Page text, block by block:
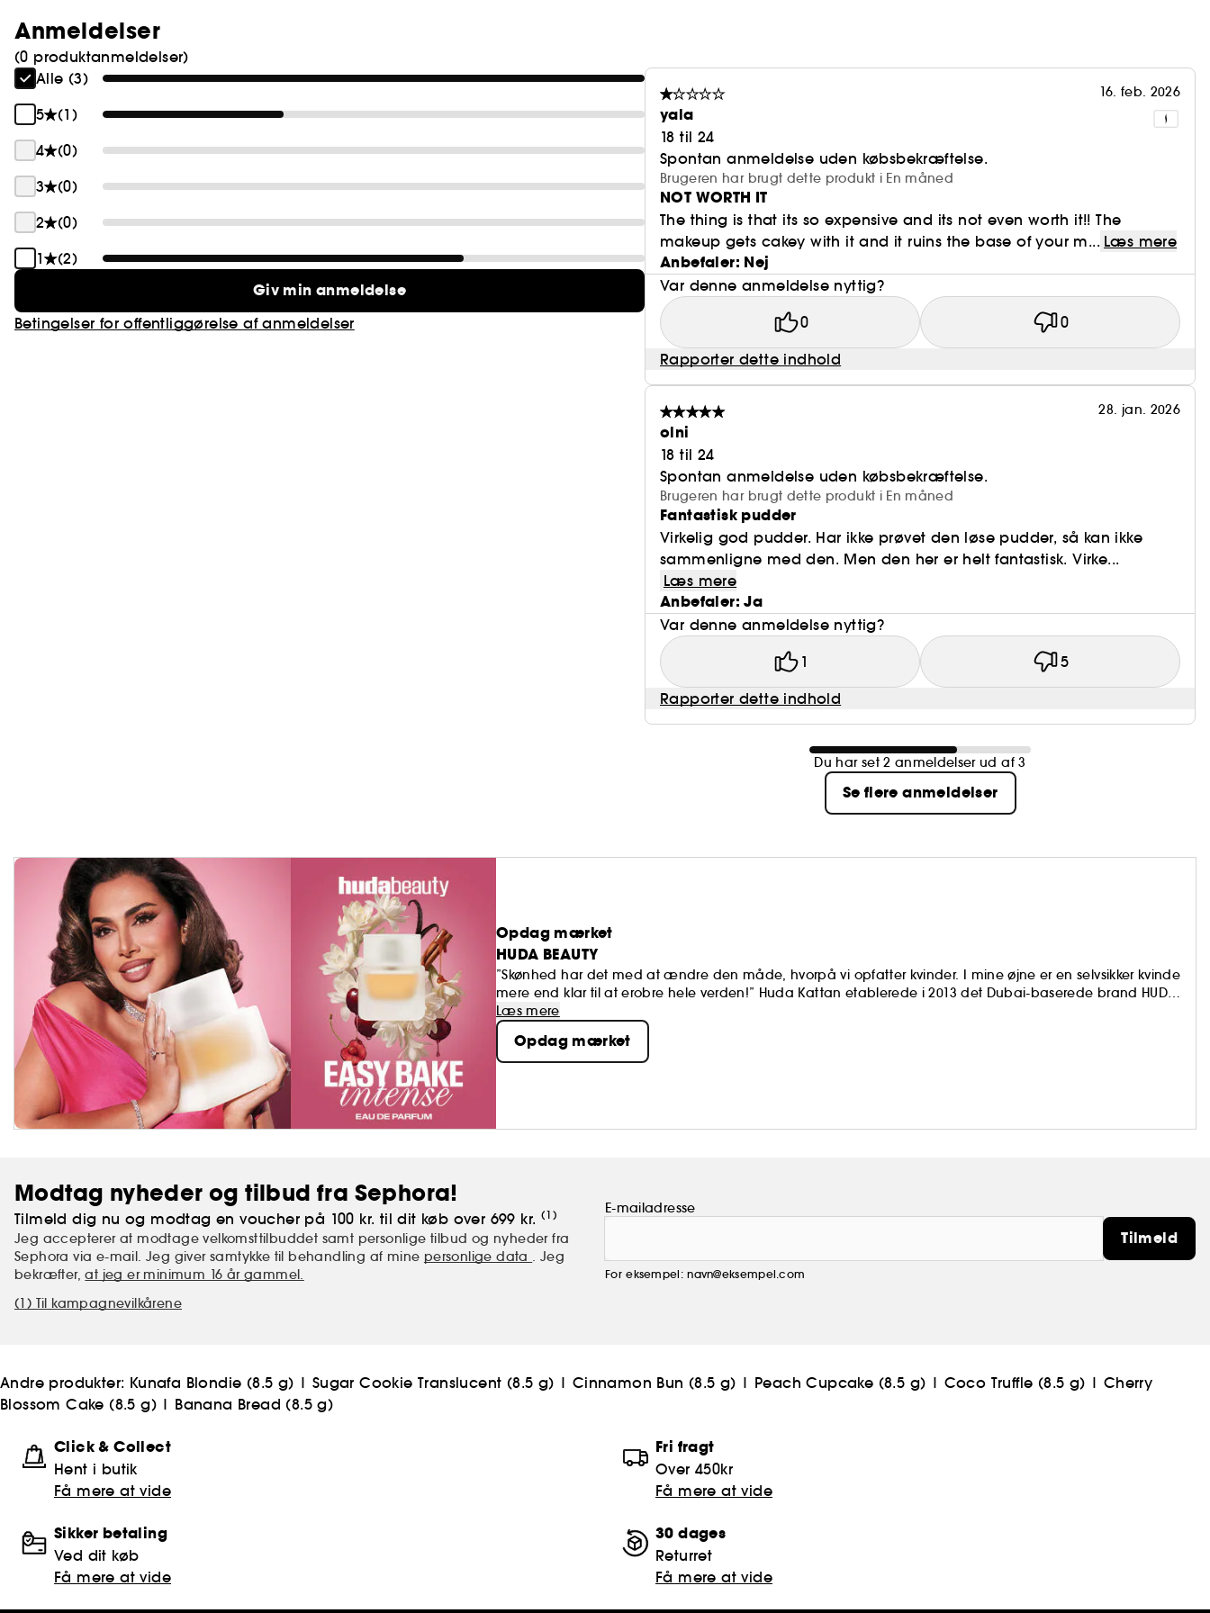
Anmeldelser
(0 produktanmeldelser)
Alle (3)
5
(1)
4
(0)
3
(0)
2
(0)
1
(2)
Giv min anmeldelse
Betingelser for offentliggørelse af anmeldelser
16. feb. 2026
yala
18 til 24
Spontan anmeldelse uden købsbekræftelse.
Brugeren har brugt dette produkt i En måned
NOT WORTH IT
The thing is that its so expensive and its not even worth it!! The
makeup gets cakey with it and it ruins the base of your m... Læs mere
Anbefaler: Nej
Var denne anmeldelse nyttig?
0 0
Rapporter dette indhold
28. jan. 2026
olni
18 til 24
Spontan anmeldelse uden købsbekræftelse.
Brugeren har brugt dette produkt i En måned
Fantastisk pudder
Virkelig god pudder. Har ikke prøvet den løse pudder, så kan ikke
sammenligne med den. Men den her er helt fantastisk. Virke...
Læs mere
Anbefaler: Ja
Var denne anmeldelse nyttig?
1 5
Rapporter dette indhold
Du har set 2 anmeldelser ud af 3
Se flere anmeldelser
Opdag mærket
HUDA BEAUTY
”Skønhed har det med at ændre den måde, hvorpå vi opfatter kvinder. I mine øjne er en selvsikker kvinde
mere end klar til at erobre hele verden!” Huda Kattan etablerede i 2013 det Dubai-baserede brand HUDA
BEAUTY, et resultat af en kontinuerlig søgen efter det innovative, og i dag medfølger der tutorials sammen
med det enkelte produkt, der både giver kvinder magten og lysten til at eksperimentere med det
individuelle look.
Læs mere
Opdag mærket
Modtag nyheder og tilbud fra Sephora!
Tilmeld dig nu og modtag en voucher på 100 kr. til dit køb over 699 kr. (1)
Jeg accepterer at modtage velkomsttilbuddet samt personlige tilbud og nyheder fra
Sephora via e-mail. Jeg giver samtykke til behandling af mine personlige data . Jeg
bekræfter,at jeg er minimum 16 år gammel.
(1) Til kampagnevilkårene
E-mailadresse
For eksempel: navn@eksempel.com
Tilmeld
Andre produkter: Kunafa Blondie (8.5 g) | Sugar Cookie Translucent (8.5 g) | Cinnamon Bun (8.5 g) | Peach Cupcake (8.5 g) | Coco Truffle (8.5 g) | Cherry
Blossom Cake (8.5 g) | Banana Bread (8.5 g)
Click & Collect
Hent i butik
Få mere at vide
Fri fragt
Over 450kr
Få mere at vide
Sikker betaling
Ved dit køb
Få mere at vide
30 dages
Returret
Få mere at vide